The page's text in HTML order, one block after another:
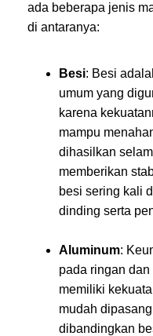
ada beberapa jenis
di antaranya:
Besi: Besi
umum yang
karena
mampu
dihasilkan
memberikan
besi sering kali
dinding serta
Aluminum:
pada ringan
memiliki
mudah
dibandingkan